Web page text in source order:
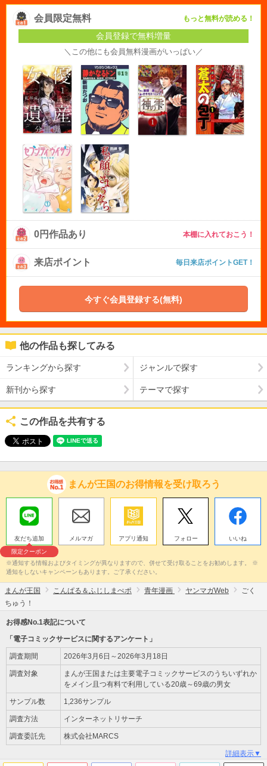
会員限定無料 もっと無料が読める！
会員登録で無料増量
＼この他にも会員無料漫画がいっぱい／
0円作品あり 本棚に入れておこう！
来店ポイント 毎日来店ポイントGET！
今すぐ会員登録する(無料)
他の作品も探してみる
ランキングから探す ジャンルで探す
新刊から探す テーマで探す
この作品を共有する
まんが王国のお得情報を受け取ろう
友だち追加
限定クーポン
メルマガ アプリ通知 フォロー いいね
※通知する情報およびタイミングが異なりますので、併せて受け取ることをお勧めします。 ※
通知をしないキャンペーンもあります。ご了承ください。
まんが王国 こんぱる＆ふじしまぺポ 青年漫画 ヤンマガWeb
ごく
ちゅう！
お得感No.1表記について
「電子コミックサービスに関するアンケート」
調査期間 2026年3月6日～2026年3月18日
調査対象
まんが王国または主要電子コミックサービスのうちいずれか
をメイン且つ有料で利用している20歳～69歳の男女
サンプル数 1,236サンプル
調査方法 インターネットリサーチ
調査委託先 株式会社MARCS
詳細表示▼